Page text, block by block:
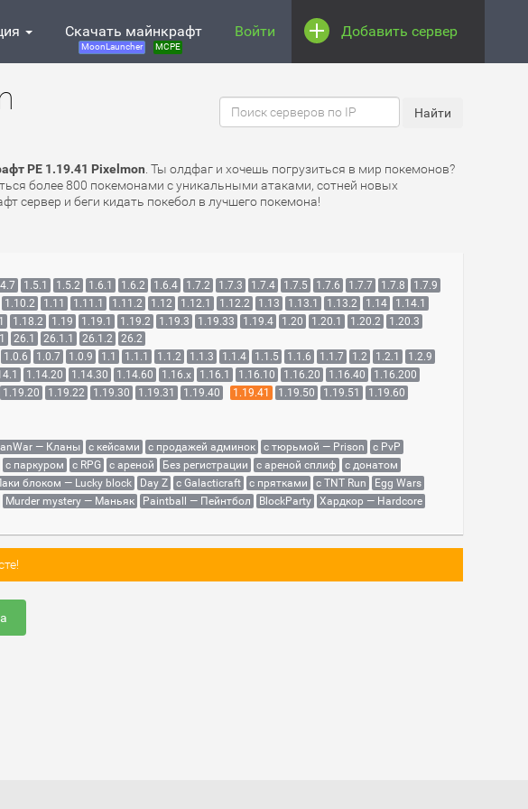
Скачать майнкрафт
MoonLauncher MCPE
Войти Добавить сервер
PE 1.19.41 Pixelmon . Ты олдфаг и хочешь погрузиться в мир покемонов?
более 800 покемонами с уникальными атаками, сотней новых
сервер и беги кидать покебол в лучшего покемона!
1.5.1 1.5.2 1.6.1 1.6.2 1.6.4 1.7.2 1.7.3 1.7.4 1.7.5 1.7.6 1.7.7 1.7.8
1.7.9
1.10.2 1.11 1.11.1 1.11.2 1.12 1.12.1 1.12.2 1.13 1.13.1 1.13.2 1.14
1.14.1
1.18.2 1.19 1.19.1 1.19.2 1.19.3 1.19.33 1.19.4 1.20 1.20.1 1.20.2
1.20.3
26.1 26.1.1 26.1.2 26.2
1.0.6 1.0.7 1.0.9 1.1 1.1.1 1.1.2 1.1.3 1.1.4 1.1.5 1.1.6 1.1.7 1.2 1.2.1
1.2.9
1.14.20 1.14.30 1.14.60 1.16.x 1.16.1 1.16.10 1.16.20 1.16.40
1.16.200
1.19.20 1.19.22 1.19.30 1.19.31 1.19.40 1.19.41 1.19.50 1.19.51
1.19.60
— Кланы с кейсами с продажей админок с тюрьмой — Prison
с PvP
с паркуром с RPG с ареной Без регистрации с ареной сплиф
с донатом
блоком — Lucky block Day Z с Galacticraft с прятками с TNT Run
Egg Wars
Murder mystery — Маньяк Paintball — Пейнтбол BlockParty
Хардкор — Hardcore